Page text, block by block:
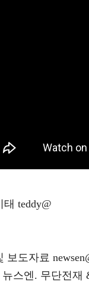
teddy@
보도자료
스엔. 무단전재